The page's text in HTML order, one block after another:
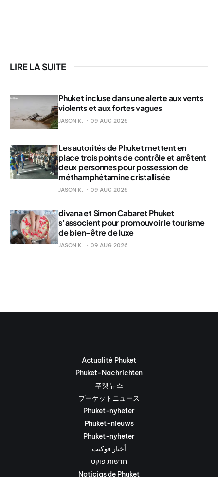
LIRE LA SUITE
Phuket incluse dans une alerte aux vents
violents et aux fortes vagues
JASON K. 09 AUG 2026
Les autorités de Phuket mettent en
place trois points de contrôle et arrêtent
deux personnes pour possession de
méthamphétamine cristallisée
JASON K. 09 AUG 2026
divana et Simon Cabaret Phuket
s’associent pour promouvoir le tourisme
de bien-être de luxe
JASON K. 09 AUG 2026
Actualité Phuket
Phuket-Nachrichten
푸켓 뉴스
プーケットニュース
Phuket-nyheter
Phuket-nieuws
Phuket-nyheter
أخبار فوكيت
חדשות פוקט
Noticias de Phuket